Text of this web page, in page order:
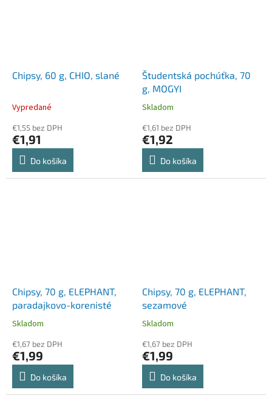
Chipsy, 60 g, CHIO, slané
Vypredané
€1,55 bez DPH
€1,91
Do košíka
Študentská pochúťka, 70
g, MOGYI
Skladom
€1,61 bez DPH
€1,92
Do košíka
Chipsy, 70 g, ELEPHANT,
paradajkovo-korenisté
Skladom
€1,67 bez DPH
€1,99
Do košíka
Chipsy, 70 g, ELEPHANT,
sezamové
Skladom
€1,67 bez DPH
€1,99
Do košíka